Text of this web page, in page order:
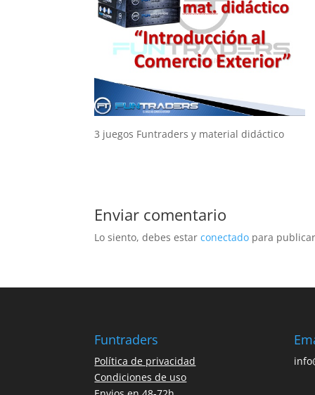
3 juegos Funtraders y material didáctico
Enviar comentario
Lo siento, debes estarconectado para
Funtraders
Política de privacidad
Condiciones de uso